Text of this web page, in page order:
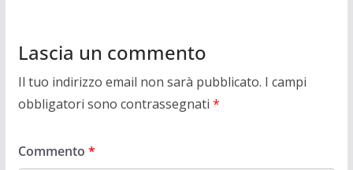
Lascia un commento
Il tuo indirizzo email non sarà pubblicato. I campi
obbligatori sono contrassegnati *
Commento *